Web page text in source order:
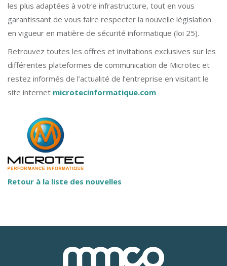
les plus adaptées à votre infrastructure, tout en vous
garantissant de vous faire respecter la nouvelle législation
en vigueur en matière de sécurité informatique (loi 25).
Retrouvez toutes les offres et invitations exclusives sur les
différentes plateformes de communication de Microtec et
restez informés de l’actualité de l’entreprise en visitant le
site internet microtecinformatique.com
Retour à la liste des nouvelles